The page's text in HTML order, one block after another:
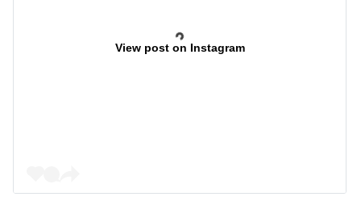
View post on Instagram